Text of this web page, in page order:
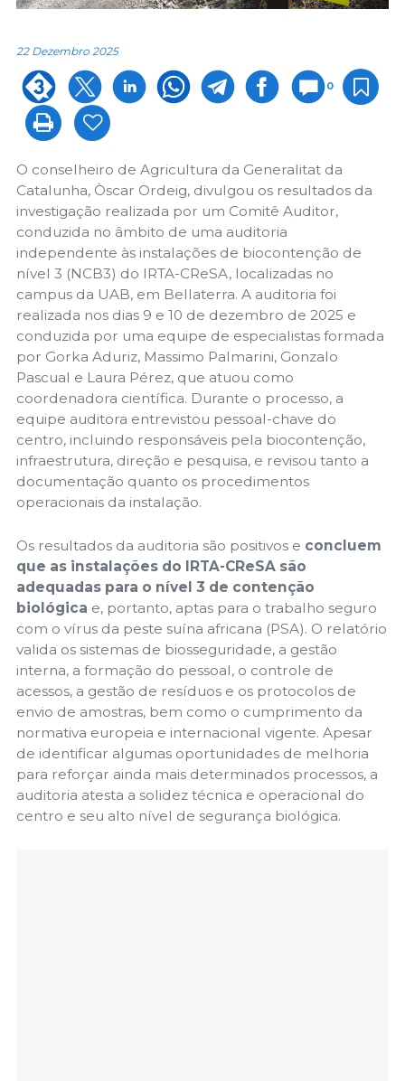
22 Dezembro 2025
0
O conselheiro de Agricultura da Generalitat da
Catalunha, Òscar Ordeig, divulgou os resultados da
investigação realizada por um Comitê Auditor,
conduzida no âmbito de uma auditoria
independente às instalações de biocontenção de
nível 3 (NCB3) do IRTA-CReSA, localizadas no
campus da UAB, em Bellaterra. A auditoria foi
realizada nos dias 9 e 10 de dezembro de 2025 e
conduzida por uma equipe de especialistas formada
por Gorka Aduriz, Massimo Palmarini, Gonzalo
Pascual e Laura Pérez, que atuou como
coordenadora científica. Durante o processo, a
equipe auditora entrevistou pessoal-chave do
centro, incluindo responsáveis pela biocontenção,
infraestrutura, direção e pesquisa, e revisou tanto a
documentação quanto os procedimentos
operacionais da instalação.
Os resultados da auditoria são positivos e concluem
que as instalações do IRTA-CReSA são
adequadas para o nível 3 de contenção
biológica e, portanto, aptas para o trabalho seguro
com o vírus da peste suína africana (PSA). O relatório
valida os sistemas de biosseguridade, a gestão
interna, a formação do pessoal, o controle de
acessos, a gestão de resíduos e os protocolos de
envio de amostras, bem como o cumprimento da
normativa europeia e internacional vigente. Apesar
de identificar algumas oportunidades de melhoria
para reforçar ainda mais determinados processos, a
auditoria atesta a solidez técnica e operacional do
centro e seu alto nível de segurança biológica.